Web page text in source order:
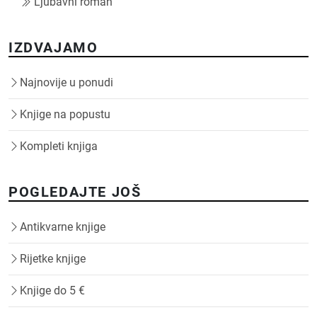
IZDVAJAMO
Najnovije u ponudi
Knjige na popustu
Kompleti knjiga
POGLEDAJTE JOŠ
Antikvarne knjige
Rijetke knjige
Knjige do 5 €